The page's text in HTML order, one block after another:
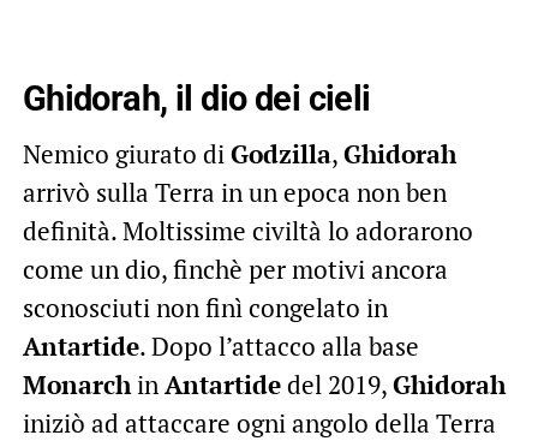
Ghidorah, il dio dei cieli
Nemico giurato diGodzilla,Ghidorah
arrivò sulla Terra in un epoca non ben
definità. Moltissime civiltà lo adorarono
come un dio, finchè per motivi ancora
sconosciuti non finì congelato in
Antartide. Dopo l’attacco alla base
MonarchinAntartidedel 2019,Ghidorah
iniziò ad attaccare ogni angolo della Terra